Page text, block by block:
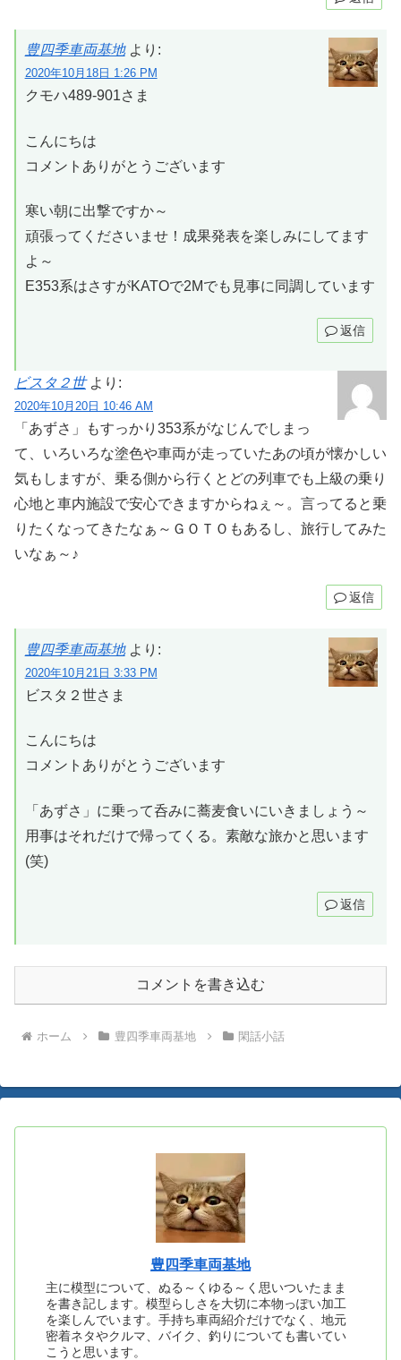
豊四季車両基地 より:
2020年10月18日 1:26 PM
クモハ489-901さま
こんにちは
コメントありがとうございます
寒い朝に出撃ですか～
頑張ってくださいませ！成果発表を楽しみにしてます
よ～
E353系はさすがKATOで2Mでも見事に同調しています
返信
ビスタ２世 より:
2020年10月20日 10:46 AM
「あずさ」もすっかり353系がなじんでしまっ
て、いろいろな塗色や車両が走っていたあの頃が懐かしい
気もしますが、乗る側から行くとどの列車でも上級の乗り
心地と車内施設で安心できますからねぇ～。言ってると乗
りたくなってきたなぁ～ＧＯＴＯもあるし、旅行してみた
いなぁ～♪
返信
豊四季車両基地 より:
2020年10月21日 3:33 PM
ビスタ２世さま
こんにちは
コメントありがとうございます
「あずさ」に乗って呑みに蕎麦食いにいきましょう～
用事はそれだけで帰ってくる。素敵な旅かと思います
(笑)
返信
コメントを書き込む
ホーム 豊四季車両基地 閑話小話
豊四季車両基地
主に模型について、ぬる～くゆる～く思いついたまま
を書き記します。模型らしさを大切に本物っぽい加工
を楽しんでいます。手持ち車両紹介だけでなく、地元
密着ネタやクルマ、バイク、釣りについても書いてい
こうと思います。